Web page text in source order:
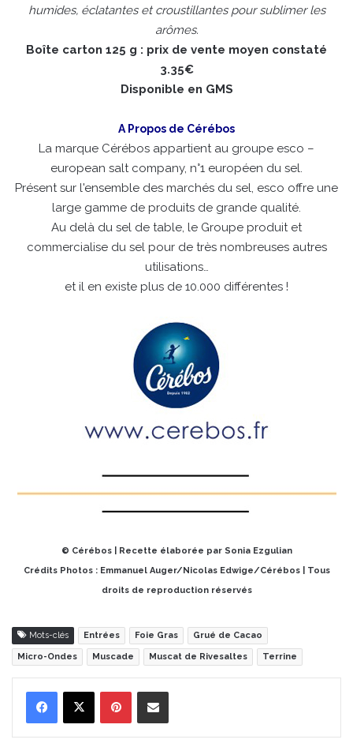
humides, éclatantes et croustillantes pour sublimer les
arômes.
Boîte carton 125 g : prix de vente moyen constaté
3.35€
Disponible en GMS
A Propos de Cérébos
La marque Cérébos appartient au groupe esco –
european salt company, n°1 européen du sel.
Présent sur l'ensemble des marchés du sel, esco offre une
large gamme de produits de grande qualité.
Au delà du sel de table, le Groupe produit et
commercialise du sel pour de très nombreuses autres
utilisations…
et il en existe plus de 10.000 différentes !
© Cérébos | Recette élaborée par Sonia Ezgulian
Crédits Photos : Emmanuel Auger/Nicolas Edwige/Cérébos | Tous
droits de reproduction réservés
Mots-clés Entrées Foie Gras Grué de Cacao
Micro-Ondes Muscade Muscat de Rivesaltes Terrine